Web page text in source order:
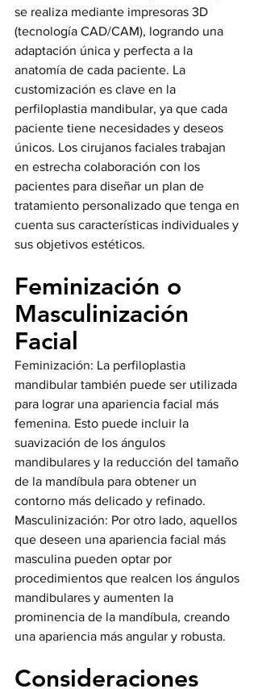
se realiza mediante impresoras 3D
(tecnología CAD/CAM), logrando una
adaptación única y perfecta a la
anatomía de cada paciente. La
customización es clave en la
perfiloplastia mandibular, ya que cada
paciente tiene necesidades y deseos
únicos. Los cirujanos faciales trabajan
en estrecha colaboración con los
pacientes para diseñar un plan de
tratamiento personalizado que tenga en
cuenta sus características individuales y
sus objetivos estéticos.
Feminización o
Masculinización
Facial
Feminización: La perfiloplastia
mandibular también puede ser utilizada
para lograr una apariencia facial más
femenina. Esto puede incluir la
suavización de los ángulos
mandibulares y la reducción del tamaño
de la mandíbula para obtener un
contorno más delicado y refinado.
Masculinización: Por otro lado, aquellos
que deseen una apariencia facial más
masculina pueden optar por
procedimientos que realcen los ángulos
mandibulares y aumenten la
prominencia de la mandíbula, creando
una apariencia más angular y robusta.
Consideraciones